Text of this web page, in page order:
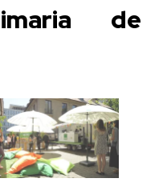
de